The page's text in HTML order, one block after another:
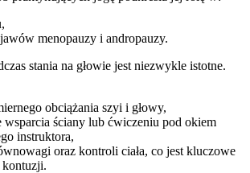
menopauzy i andropauzy.
stania na głowie jest niezwykle istotne.
obciążania szyi i głowy,
wsparcia ściany lub ćwiczeniu pod okiem
instruktora,
oraz kontroli ciała, co jest kluczowe